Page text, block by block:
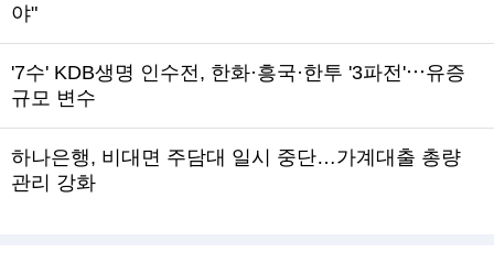
야"
'7수' KDB생명 인수전, 한화·흥국·한투 '3파전'⋯유증
규모 변수
하나은행, 비대면 주담대 일시 중단…가계대출 총량
관리 강화